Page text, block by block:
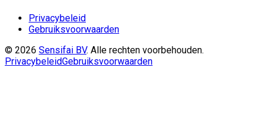
Privacybeleid
Gebruiksvoorwaarden
© 2026 Sensifai BV. Alle rechten voorbehouden.
PrivacybeleidGebruiksvoorwaarden